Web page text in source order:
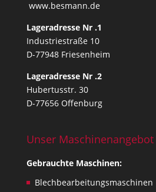
l
s
s
u
e
s
,
l
.
www.besmann.de
Lageradresse Nr .1
Industriestraße 10
D-77948 Friesenheim
Lageradresse Nr .2
Hubertusstr. 30
D-77656 Offenburg
Unser Maschinenangebot
Gebrauchte Maschinen:
Blechbearbeitungsmaschinen